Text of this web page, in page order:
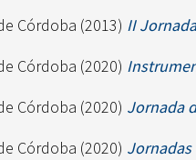
Córdoba (2013) II
Córdoba (2020)
Córdoba (2020) Jornada
Córdoba (2020) Jornadas